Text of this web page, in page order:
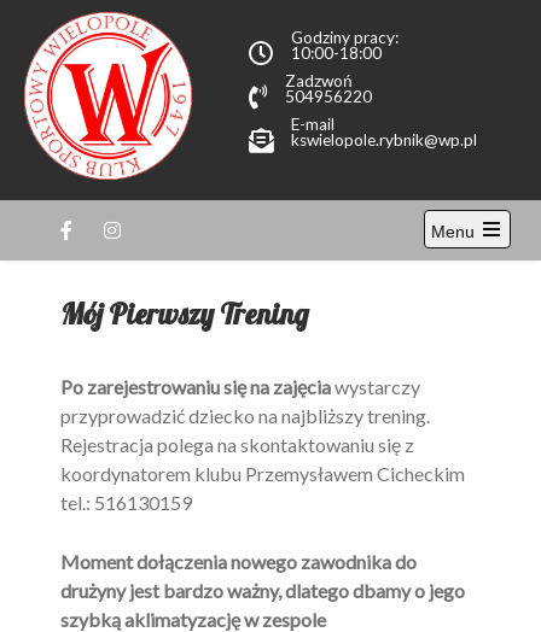
treści
KS
Wielopole
Godziny pracy:
10:00-18:00
Zadzwoń
504956220
E-mail
kswielopole.rybnik@wp.pl
Menu
Open
Mój Pierwszy Trening
Po zarejestrowaniu się na zajęciawystarczy
przyprowadzić dziecko na najbliższy trening.
Rejestracja polega na skontaktowaniu się z
koordynatorem klubu Przemysławem Cicheckim
tel.: 516130159
Moment dołączenia nowego zawodnika do
drużyny jest bardzo ważny, dlatego dbamy o jego
szybką aklimatyzację w zespole